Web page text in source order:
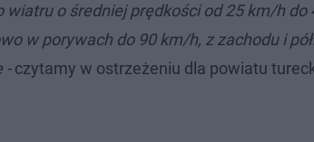
wiatru o średniej prędkości od 25 km/h
w porywach do 90 km/h, z zachodu i
-czytamy w ostrzeżeniu dla powiatu